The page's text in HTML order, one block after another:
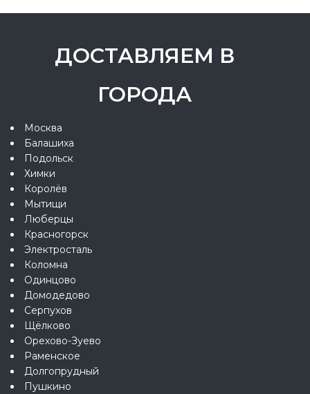
ДОСТАВЛЯЕМ В
ГОРОДА
Москва
Балашиха
Подольск
Химки
Королёв
Мытищи
Люберцы
Красногорск
Электросталь
Коломна
Одинцово
Домодедово
Серпухов
Щёлково
Орехово-Зуево
Раменское
Долгопрудный
Пушкино